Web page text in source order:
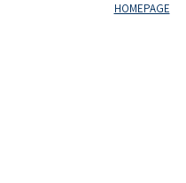
HOMEPAGE